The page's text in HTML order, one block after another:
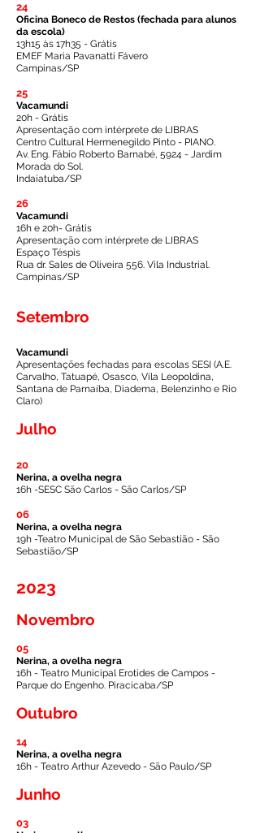
24
Oficina Boneco de Restos (fechada para alunos
da escola)
13h15 às 17h35 - Grátis
EMEF Maria Pavanatti Fávero
Campinas/SP
25
Vacamundi
20h - Grátis
Apresentação com intérprete de LIBRAS
Centro Cultural Hermenegildo Pinto - PIANO.
Av. Eng. Fábio Roberto Barnabé, 5924 - Jardim
Morada do Sol.
Indaiatuba/SP
26
Vacamundi
16h e 20h- Grátis
Apresentação com intérprete de LIBRAS
Espaço Téspis
Rua dr. Sales de Oliveira 556. Vila Industrial.
Campinas/SP
Setembro
Vacamundi
Apresentações fechadas para escolas SESI (A.E.
Carvalho, Tatuapé, Osasco, Vila Leopoldina,
Santana de Parnaíba, Diadema, Belenzinho e Rio
Claro)
Julho
20
Nerina, a ovelha negra
16h -SESC São Carlos - São Carlos/SP
06
Nerina, a ovelha negra
19h -Teatro Municipal de São Sebastião - São
Sebastião/SP
2023
Novembro
05
Nerina, a ovelha negra
16h - Teatro Municipal Erotides de Campos -
Parque do Engenho. Piracicaba/SP
Outubro
14
Nerina, a ovelha negra
16h - Teatro Arthur Azevedo - São Paulo/SP
Junho
03